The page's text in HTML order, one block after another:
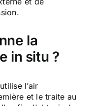
la
in situ ?
utilise l’air
et le traite au